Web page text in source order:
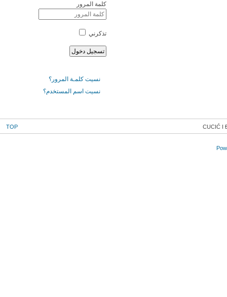
كلمة المرور
تذكرني
نسيت كلمـة المرور؟
نسيت اسم المستخدم؟
CUCIĆ I
TOP